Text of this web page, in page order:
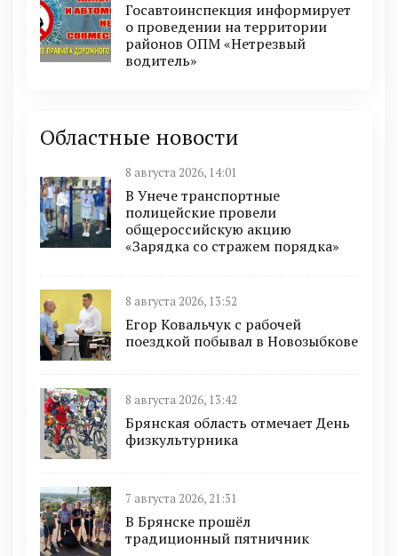
Госавтоинспекция информирует
о проведении на территории
районов ОПМ «Нетрезвый
водитель»
Областные новости
8 августа 2026, 14:01
В Унече транспортные
полицейские провели
общероссийскую акцию
«Зарядка со стражем порядка»
8 августа 2026, 13:52
Егор Ковальчук с рабочей
поездкой побывал в Новозыбкове
8 августа 2026, 13:42
Брянская область отмечает День
физкультурника
7 августа 2026, 21:31
В Брянске прошёл
традиционный пятничник